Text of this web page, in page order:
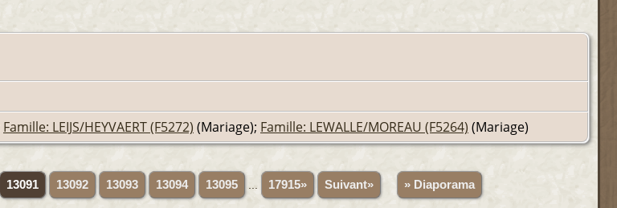
Famille: LEIJS/HEYVAERT (F5272) (Mariage); Famille: LEWALLE/MOREAU (F5264) (Mariage)
13091 13092 13093 13094 13095 17915» Suivant» » Diaporama